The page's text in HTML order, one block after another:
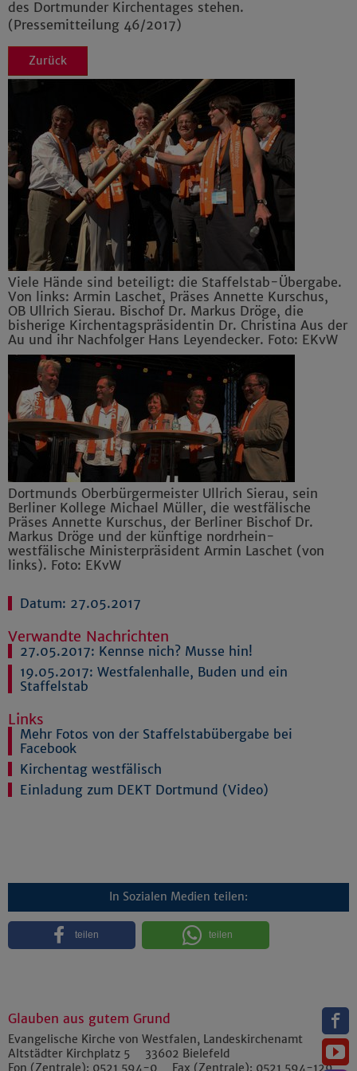
des Dortmunder Kirchentages stehen.
(Pressemitteilung 46/2017)
Zurück
Viele Hände sind beteiligt: die Staffelstab-Übergabe.
Von links: Armin Laschet, Präses Annette Kurschus,
OB Ullrich Sierau. Bischof Dr. Markus Dröge, die
bisherige Kirchentagspräsidentin Dr. Christina Aus der
Au und ihr Nachfolger Hans Leyendecker. Foto: EKvW
Dortmunds Oberbürgermeister Ullrich Sierau, sein
Berliner Kollege Michael Müller, die westfälische
Präses Annette Kurschus, der Berliner Bischof Dr.
Markus Dröge und der künftige nordrhein-
westfälische Ministerpräsident Armin Laschet (von
links). Foto: EKvW
Datum: 27.05.2017
Verwandte Nachrichten
27.05.2017: Kennse nich? Musse hin!
19.05.2017: Westfalenhalle, Buden und ein
Staffelstab
Links
Mehr Fotos von der Staffelstabübergabe bei
Facebook
Kirchentag westfälisch
Einladung zum DEKT Dortmund (Video)
In Sozialen Medien teilen:
teilen teilen
Glauben aus gutem Grund
Evangelische Kirche von Westfalen, Landeskirchenamt
Altstädter Kirchplatz 5
33602 Bielefeld
Fon (Zentrale): 0521 594-0 Fax (Zentrale): 0521 594-129